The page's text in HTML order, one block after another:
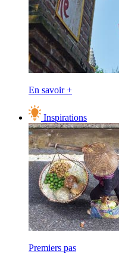
En savoir +
Inspirations
Premiers pas